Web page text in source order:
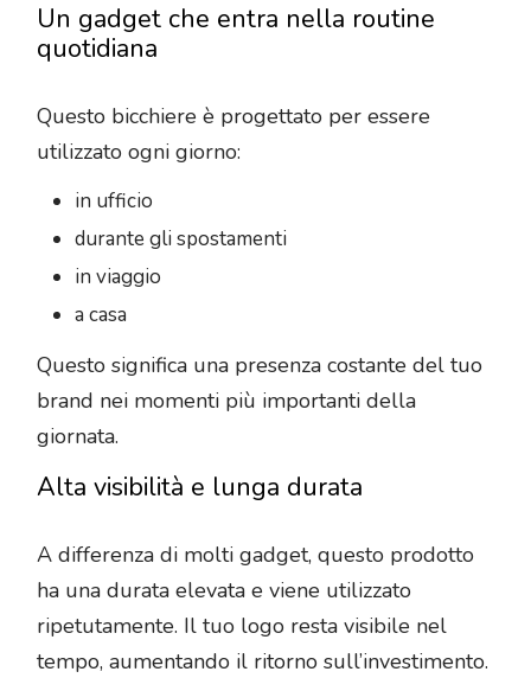
Un gadget che entra nella routine
quotidiana
Questo bicchiere è progettato per essere
utilizzato ogni giorno:
in ufficio
durante gli spostamenti
in viaggio
a casa
Questo significa una presenza costante del tuo
brand nei momenti più importanti della
giornata.
Alta visibilità e lunga durata
A differenza di molti gadget, questo prodotto
ha una durata elevata e viene utilizzato
ripetutamente. Il tuo logo resta visibile nel
tempo, aumentando il ritorno sull’investimento.